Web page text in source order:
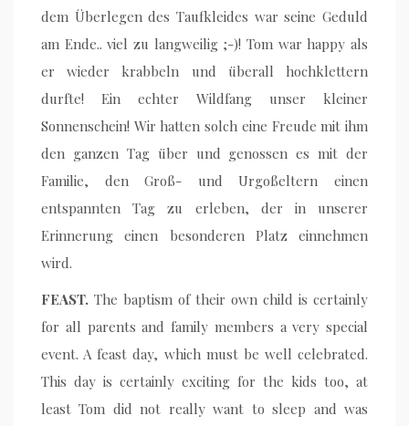
dem Überlegen des Taufkleides war seine Geduld
am Ende.. viel zu langweilig ;-)! Tom war happy als
er wieder krabbeln und überall hochklettern
durfte! Ein echter Wildfang unser kleiner
Sonnenschein! Wir hatten solch eine Freude mit ihm
den ganzen Tag über und genossen es mit der
Familie, den Groß- und Urgoßeltern einen
entspannten Tag zu erleben, der in unserer
Erinnerung einen besonderen Platz einnehmen
wird.
FEAST. The baptism of their own child is certainly
for all parents and family members a very special
event. A feast day, which must be well celebrated.
This day is certainly exciting for the kids too, at
least Tom did not really want to sleep and was